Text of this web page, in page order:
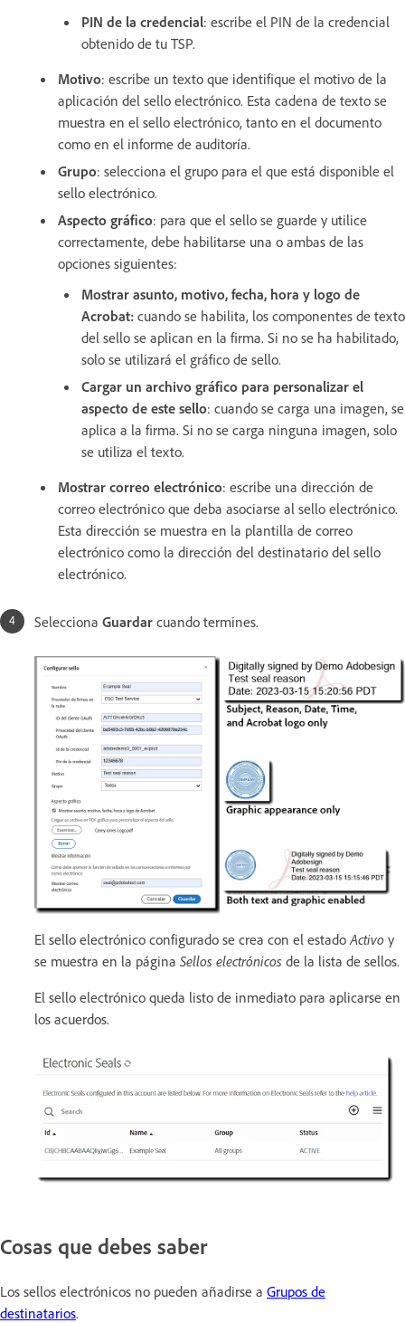
PIN de la credencial: escribe el PIN de la credencial
obtenido de tu TSP.
Motivo: escribe un texto que identifique el motivo de la
aplicación del sello electrónico. Esta cadena de texto se
muestra en el sello electrónico, tanto en el documento
como en el informe de auditoría.
Grupo: selecciona el grupo para el que está disponible el
sello electrónico.
Aspecto gráfico: para que el sello se guarde y utilice
correctamente, debe habilitarse una o ambas de las
opciones siguientes:
Mostrar asunto, motivo, fecha, hora y logo de
Acrobat: cuando se habilita, los componentes de texto
del sello se aplican en la firma. Si no se ha habilitado,
solo se utilizará el gráfico de sello.
Cargar un archivo gráfico para personalizar el
aspecto de este sello: cuando se carga una imagen, se
aplica a la firma. Si no se carga ninguna imagen, solo
se utiliza el texto.
Mostrar correo electrónico: escribe una dirección de
correo electrónico que deba asociarse al sello electrónico.
Esta dirección se muestra en la plantilla de correo
electrónico como la dirección del destinatario del sello
electrónico.
Selecciona Guardar cuando termines.
El sello electrónico configurado se crea con el estado Activo y
se muestra en la página Sellos electrónicos de la lista de sellos.
El sello electrónico queda listo de inmediato para aplicarse en
los acuerdos.
Cosas que debes saber
Los sellos electrónicos no pueden añadirse a Grupos de
destinatarios.